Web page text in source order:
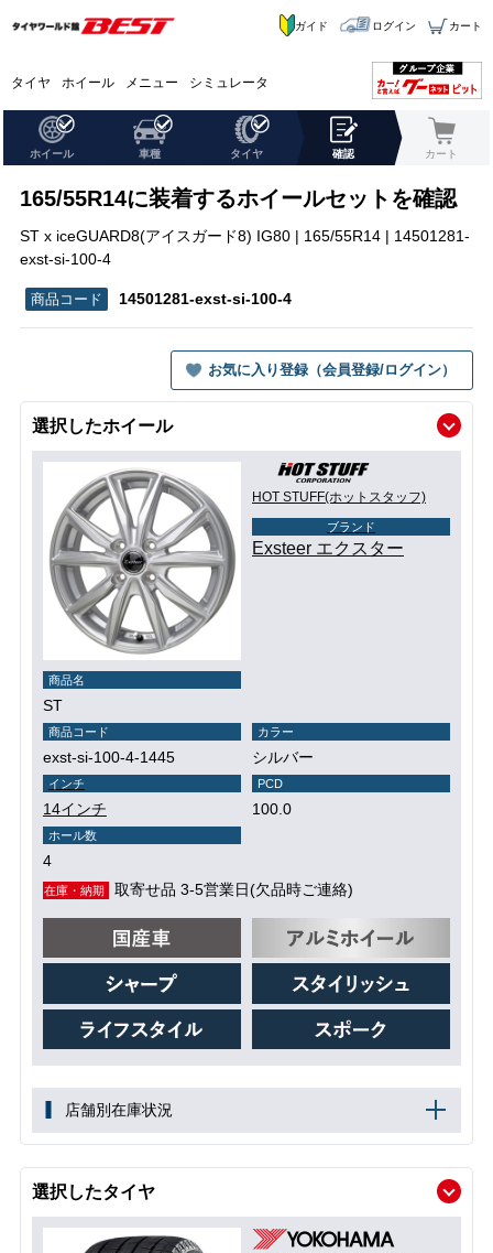
タイヤ ホイール メニュー シミュレータ
ガイド ログイン カート
ホイール 車種 タイヤ 確認 カート
165/55R14に装着するホイールセットを確認
ST x iceGUARD8(アイスガード8) IG80 | 165/55R14 | 14501281-
exst-si-100-4
14501281-exst-si-100-4
お気に入り登録（会員登録/ログイン）
選択したホイール
HOT STUFF(ホットスタッフ)
ブランド
Exsteer エクスター
商品名
ST
商品コード
exst-si-100-4-1445
カラー
シルバー
インチ
14インチ
PCD
100.0
ホール数
4
在庫・納期 取寄せ品 3-5営業日(欠品時ご連絡)
店舗別在庫状況
選択したタイヤ